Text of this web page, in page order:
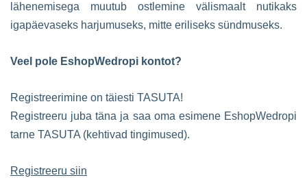
lähenemisega muutub ostlemine välismaalt nutikaks
igapäevaseks harjumuseks, mitte eriliseks sündmuseks.
Veel pole EshopWedropi kontot?
Registreerimine on täiesti TASUTA!
Registreeru juba täna ja saa oma esimene EshopWedropi
tarne TASUTA (kehtivad tingimused).
Registreeru siin